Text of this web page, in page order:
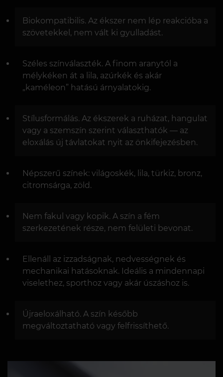
Biokompatibilis. Az ékszer nem lép reakcióba a
szövetekkel, nem vált ki gyulladást.
Széles színválaszték. A finom aranytól a
mélykéken át a lila, azúrkék és akár
„kaméleon” hatású árnyalatokig.
Stílusformálás. Az ékszerek a ruházat, hangulat
vagy a szemszín szerint választhatók — az
eloxálás új távlatokat nyit az önkifejezésben.
Népszerű színek: világoskék, lila, türkiz, bronz,
citromsárga, zöld.
Nem fakul vagy kopik. A szín a fém
szerkezetének része, nem felületi bevonat.
Ellenáll az izzadságnak, nedvességnek és
mechanikai hatásoknak. Ideális a mindennapi
viselethez, sporthoz vagy akár úszáshoz is.
Újraeloxálható. A szín később
megváltoztatható vagy felfrissíthető.